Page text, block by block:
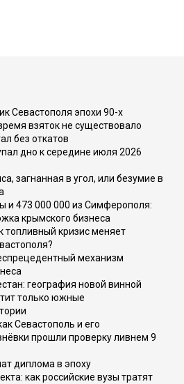
Севастополя эпохи 90-х
взяток не существовало
без откатов
дно к середине июля 2026
загнанная в угол, или безумие в
и 473 000 000 из Симферополя:
крымского бизнеса
топливный кризис меняет
механизм
география новой винной
только южные
Севастополь и его
прошли проверку ливнем 9
диплома в эпоху
как российские вузы тратят